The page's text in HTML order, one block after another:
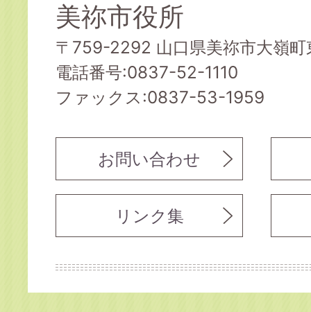
美祢市役所
〒759-2292 山口県美祢市大嶺
電話番号:0837-52-1110
ファックス:0837-53-1959
お問い合わせ
リンク集